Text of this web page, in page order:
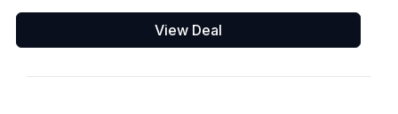
View Deal